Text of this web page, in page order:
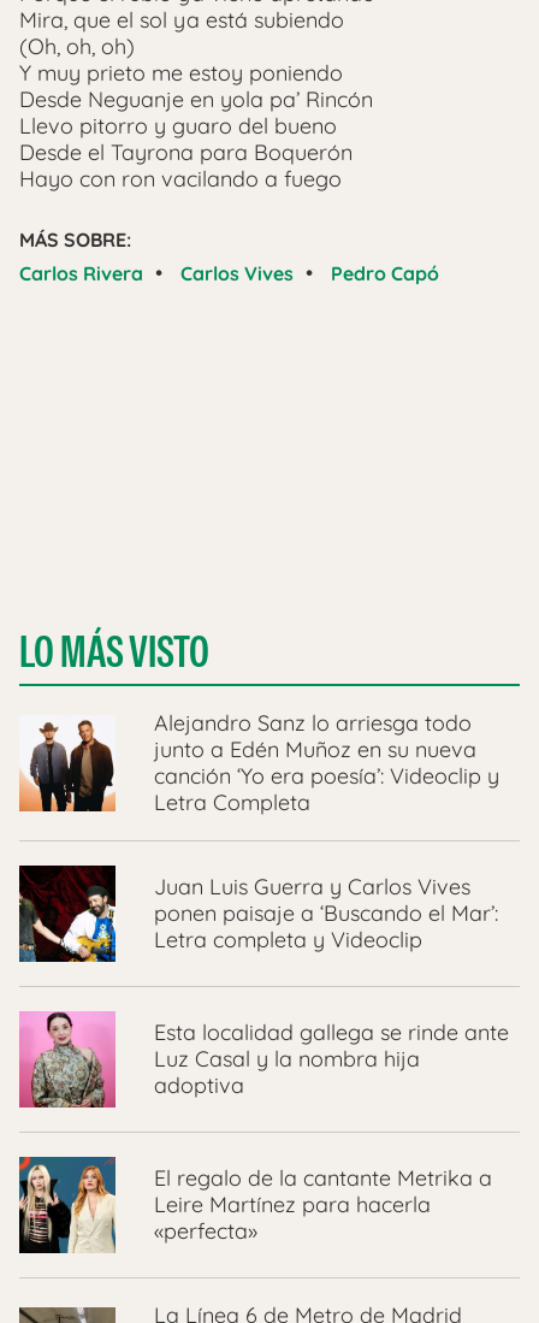
Mira, que el sol ya está subiendo
(Oh, oh, oh)
Y muy prieto me estoy poniendo
Desde Neguanje en yola pa’ Rincón
Llevo pitorro y guaro del bueno
Desde el Tayrona para Boquerón
Hayo con ron vacilando a fuego
MÁS SOBRE:
Carlos Rivera • Carlos Vives • Pedro Capó
LO MÁS VISTO
Alejandro Sanz lo arriesga todo
junto a Edén Muñoz en su nueva
canción ‘Yo era poesía’: Videoclip y
Letra Completa
Juan Luis Guerra y Carlos Vives
ponen paisaje a ‘Buscando el Mar’:
Letra completa y Videoclip
Esta localidad gallega se rinde ante
Luz Casal y la nombra hija
adoptiva
El regalo de la cantante Metrika a
Leire Martínez para hacerla
«perfecta»
La Línea 6 de Metro de Madrid